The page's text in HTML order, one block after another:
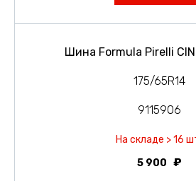
Шина Formula Pirelli
175/65R14
9115906
На складе > 16
5 900